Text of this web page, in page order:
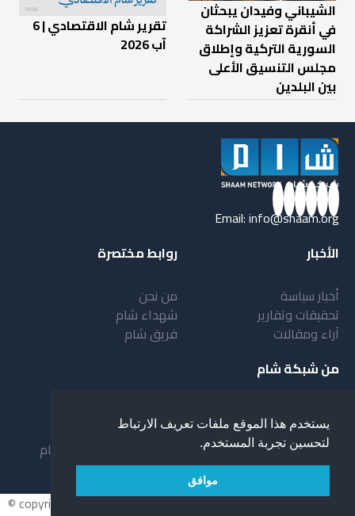
يستخدم هذا الموقع ملفات تعريف الارتباط
لتحسين تجربة المستخدم.
موافق
الشيباني وفيدان يبحثان
في أنقرة تعزيز الشراكة
السورية التركية وإطلاق
مجلس التنسيق الأعلى
بين البلدين
تقرير شام الاقتصادي | 6
آب 2026
Email:info@shaam.org
الأخبار
أخبار سياسة
تحقيقات وتقارير
آراء ومقالات
روابط مختصرة
من نحن
شهداء شام
فريق شام
من شبكة شام
خدمات شبكة شام
المستفيدون من الشبكة
لمحة عن شبكة شبام
مقدمة عن شبكة شام
نظام العمل في شبكة شام
© copyright 2026 All rights reserved.